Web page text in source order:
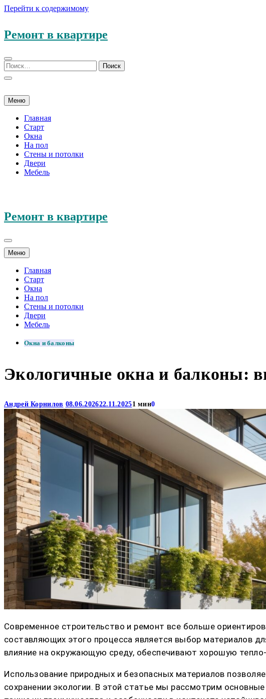
Перейти к содержимому
Ремонт в квартире
Меню
Главная
Старт
Окна
На пол
Стены и потолки
Двери
Мебель
Ремонт в квартире
Меню
Главная
Старт
Окна
На пол
Стены и потолки
Двери
Мебель
Окна и балконы
Экологичные окна и балконы:
Андрей Корнилов 08.06.202622.11.20251 мин0
Современное строительство и ремонт все больше
составляющих этого процесса является выбор материалов
влияние на окружающую среду, обеспечивают хорошую
Использование природных и безопасных материалов
сохранении экологии. В этой статье мы рассмотрим